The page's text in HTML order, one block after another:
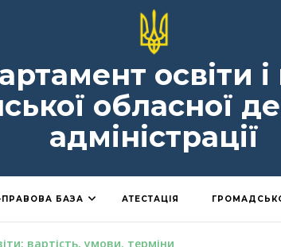
освіти і
обласної
адміністрації
БАЗА АТЕСТАЦІЯ
вартість, умови, терміни